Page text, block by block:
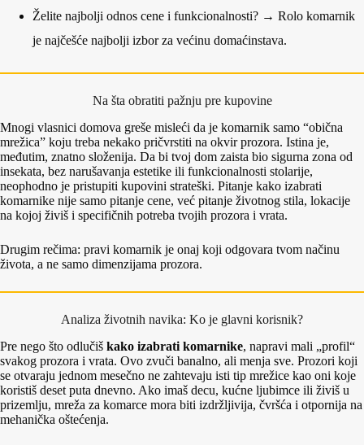
Želite najbolji odnos cene i funkcionalnosti? → Rolo komarnik
je najčešće najbolji izbor za većinu domaćinstava.
Na šta obratiti pažnju pre kupovine
Mnogi vlasnici domova greše misleći da je komarnik samo “obična
mrežica” koju treba nekako pričvrstiti na okvir prozora. Istina je,
međutim, znatno složenija. Da bi tvoj dom zaista bio sigurna zona od
insekata, bez narušavanja estetike ili funkcionalnosti stolarije,
neophodno je pristupiti kupovini strateški. Pitanje kako izabrati
komarnike nije samo pitanje cene, već pitanje životnog stila, lokacije
na kojoj živiš i specifičnih potreba tvojih prozora i vrata.
Drugim rečima: pravi komarnik je onaj koji odgovara tvom načinu
života, a ne samo dimenzijama prozora.
Analiza životnih navika: Ko je glavni korisnik?
Pre nego što odlučiš kako izabrati komarnike, napravi mali „profil“
svakog prozora i vrata. Ovo zvuči banalno, ali menja sve. Prozori koji
se otvaraju jednom mesečno ne zahtevaju isti tip mrežice kao oni koje
koristiš deset puta dnevno. Ako imaš decu, kućne ljubimce ili živiš u
prizemlju, mreža za komarce mora biti izdržljivija, čvršća i otpornija na
mehanička oštećenja.